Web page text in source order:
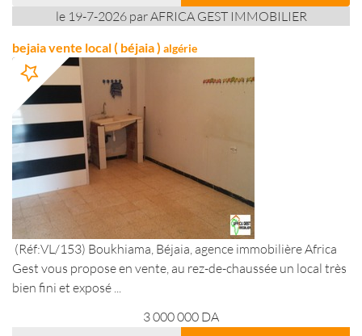
le 19-7-2026 par AFRICA GEST IMMOBILIER
bejaia vente local ( béjaia ) algérie
(Réf:VL/153) Boukhiama, Béjaia, agence immobilière Africa
Gest vous propose en vente, au rez-de-chaussée un local très
bien fini et exposé ...
3 000 000 DA